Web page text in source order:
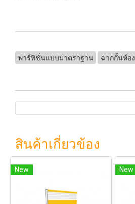
พาร์ทิชั่นแบบมาตราฐาน ฉากกั้นห้อง
สินค้าเกี่ยวข้อง
New New